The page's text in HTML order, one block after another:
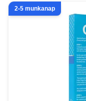
2-5 munkanap